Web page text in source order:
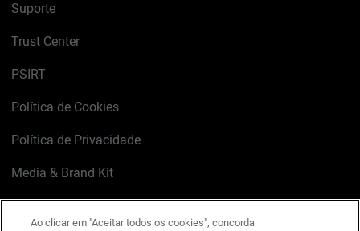
Suporte
Trust Center
PSIRT
Política de Cookies
Política de Privacidade
Media & Brand Kit
Ao clicar em "Aceitar todos os cookies", concorda